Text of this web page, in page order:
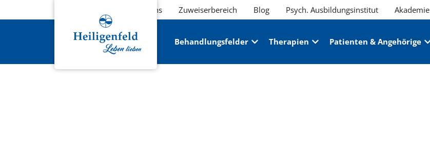
Über uns Zuweiserbereich Blog Psych. Ausbildungsinstitut Akademie
Behandlungsfelder Therapien Patienten & Angehörige